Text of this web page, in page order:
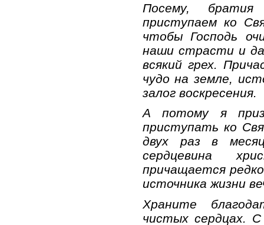
Посему,
приступаем ко
чтобы Господь
наши страсти и
всякий грех.
чудо на земле,
залог воскресения.
А потому я
приступать ко
двух раз в
сердцевина
причащается
источника жизни
Храните
чистых сердцах. С